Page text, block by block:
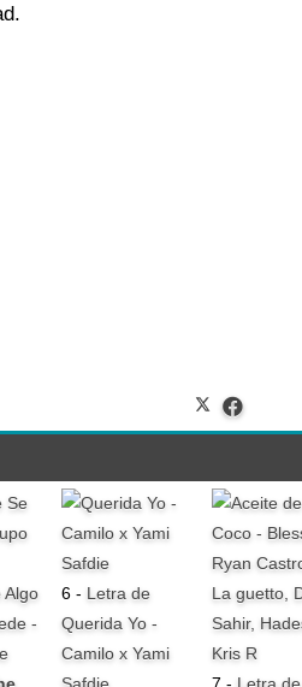
Algo
-
6 - Letra de
Querida Yo -
Camilo x Yami